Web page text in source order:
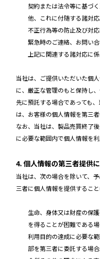
契約または法令等に基づ
他、これに付随する諸対応
不正行為等の防止及び対応
緊急時のご連絡、お問い
上記に関連する諸対応に係
当社は、ご提供いただいた個
に、厳正な管理のもと保持し
先に預託する場合であっても
は、お客様の個人情報を第三
なお、当社は、製品売買終了
に必要な範囲内で個人情報を利
4. 個人情報の第三者提供
当社は、次の場合を除いて、
三者に個人情報を提供すること
生命、身体又は財産の保
を得ることが困難である場
利用目的の達成に必要な
部を第三者に委託する場合